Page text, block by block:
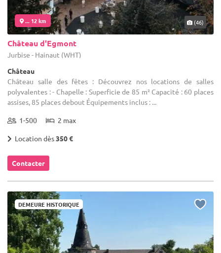
... 12 km (46)
Château d'Egmont
Jurbise - Hainaut (WHT)
Château
Château salle des fêtes : Découvrez nos locations de salles
polyvalentes : - Chapelle : Superficie de 85 m² Capacité : 60 places
assises, 85 places debout Équipements inclus : ...
1-500 2 max
Location dès350 €
Contacter
DEMEURE HISTORIQUE